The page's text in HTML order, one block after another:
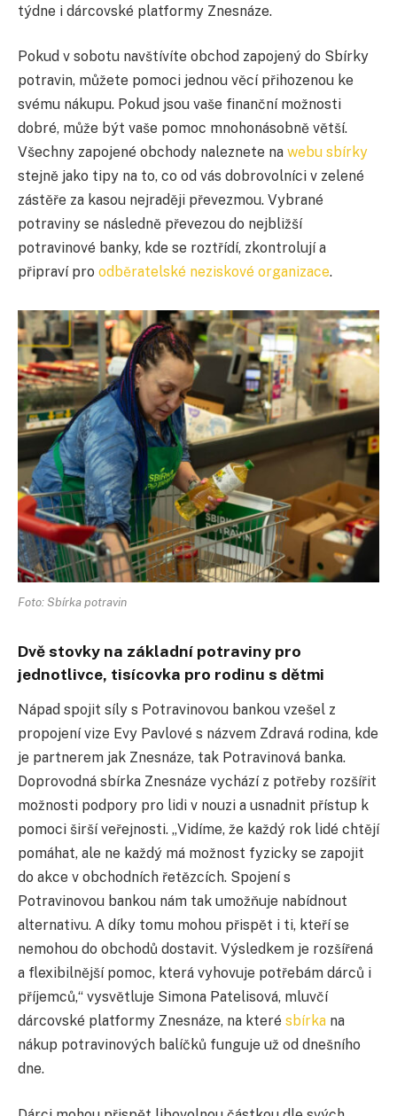
týdne i dárcovské platformy Znesnáze.
Pokud v sobotu navštívíte obchod zapojený do Sbírky
potravin, můžete pomoci jednou věcí přihozenou ke
svému nákupu. Pokud jsou vaše finanční možnosti
dobré, může být vaše pomoc mnohonásobně větší.
Všechny zapojené obchody naleznete na webu sbírky
stejně jako tipy na to, co od vás dobrovolníci v zelené
zástěře za kasou nejraději převezmou. Vybrané
potraviny se následně převezou do nejbližší
potravinové banky, kde se roztřídí, zkontrolují a
připraví pro odběratelské neziskové organizace.
Foto: Sbírka potravin
Dvě stovky na základní potraviny pro
jednotlivce, tisícovka pro rodinu s dětmi
Nápad spojit síly s Potravinovou bankou vzešel z
propojení vize Evy Pavlové s názvem Zdravá rodina, kde
je partnerem jak Znesnáze, tak Potravinová banka.
Doprovodná sbírka Znesnáze vychází z potřeby rozšířit
možnosti podpory pro lidi v nouzi a usnadnit přístup k
pomoci širší veřejnosti. „Vidíme, že každý rok lidé chtějí
pomáhat, ale ne každý má možnost fyzicky se zapojit
do akce v obchodních řetězcích. Spojení s
Potravinovou bankou nám tak umožňuje nabídnout
alternativu. A díky tomu mohou přispět i ti, kteří se
nemohou do obchodů dostavit. Výsledkem je rozšířená
a flexibilnější pomoc, která vyhovuje potřebám dárců i
příjemců,“ vysvětluje Simona Patelisová, mluvčí
dárcovské platformy Znesnáze, na které sbírka na
nákup potravinových balíčků funguje už od dnešního
dne.